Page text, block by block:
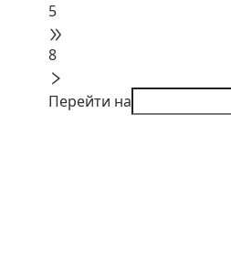
5
8
Перейти на